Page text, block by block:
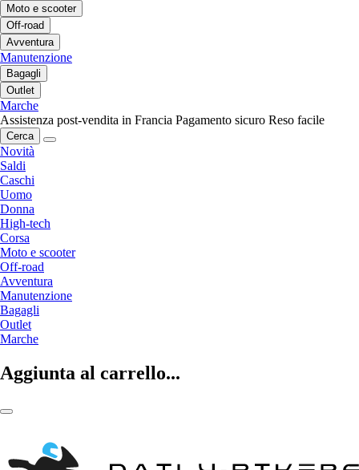
Moto e scooter
Off-road
Avventura
Manutenzione
Bagagli
Outlet
Marche
Assistenza post-vendita in Francia Pagamento sicuro Reso facile
Cerca
Novità
Saldi
Caschi
Uomo
Donna
High-tech
Corsa
Moto e scooter
Off-road
Avventura
Manutenzione
Bagagli
Outlet
Marche
Aggiunta al carrello...